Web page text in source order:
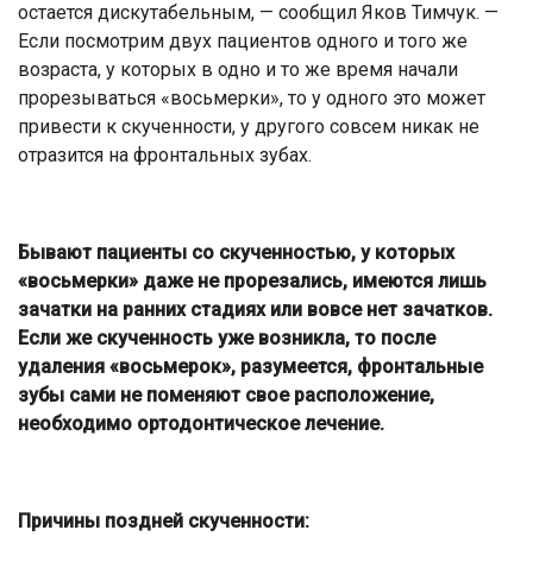
остается дискутабельным, — сообщил Яков Тимчук. —
Если посмотрим двух пациентов одного и того же
возраста, у которых в одно и то же время начали
прорезываться «восьмерки», то у одного это может
привести к скученности, у другого совсем никак не
отразится на фронтальных зубах.
Бывают пациенты со скученностью, у которых
«восьмерки» даже не прорезались, имеются лишь
зачатки на ранних стадиях или вовсе нет зачатков.
Если же скученность уже возникла, то после
удаления «восьмерок», разумеется, фронтальные
зубы сами не поменяют свое расположение,
необходимо ортодонтическое лечение.
Причины поздней скученности: